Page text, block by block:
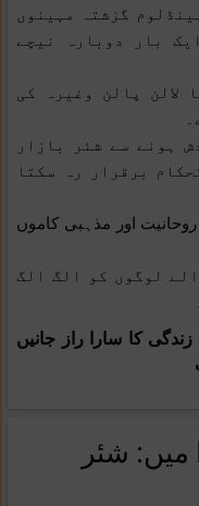
گزشتہ مہینوں
بار دوبارہ نیچے
لالن پالن وغیرہ کی
ہونے سے شئر بازار
برقرار رہ سکتا
اور مذہبی کاموں
لوگوں کو الگ الگ
کا سارا راز جانیں
شئر